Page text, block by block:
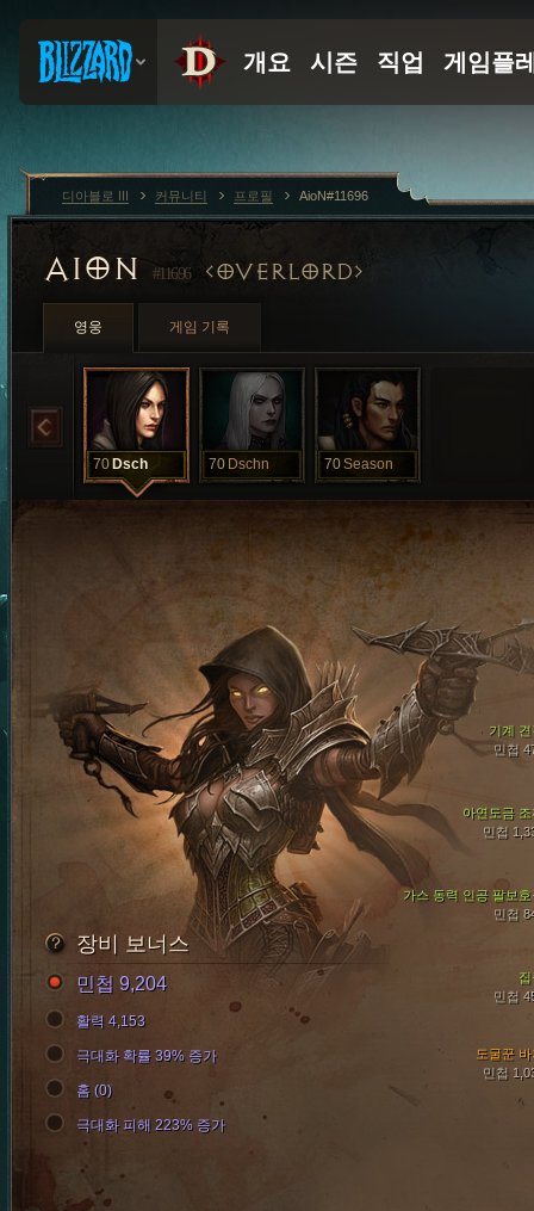
AION #11696 OVERLORD
영웅 게임 기록
70 Dsch 70 Dschn 70Season
아연도금 조
민첩
가스 동력 인공 팔보호
민첩
기계 견
민첩
도굴꾼
민첩
민첩
장비 보너스
민첩 9,204
활력 4,153
극대화 확률 39% 증가
홈 (0)
극대화 피해 223% 증가
디아블로 III 커뮤니티 프로필 AioN#11696